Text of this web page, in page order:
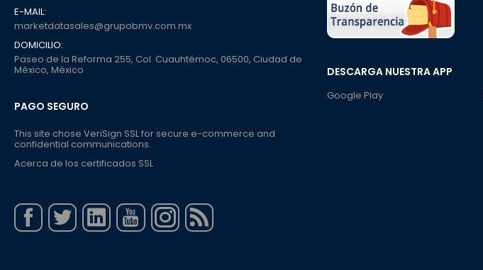
DESCARGA NUESTRA APP
Google Play
E-MAIL:
marketdatasales@grupobmv.com.mx
DOMICILIO:
Paseo de la Reforma 255, Col. Cuauhtémoc, 06500, Ciudad de
México, México
PAGO SEGURO
This site chose VeriSign SSL for secure e-commerce and
confidential communications.
Acerca de los certificados SSL